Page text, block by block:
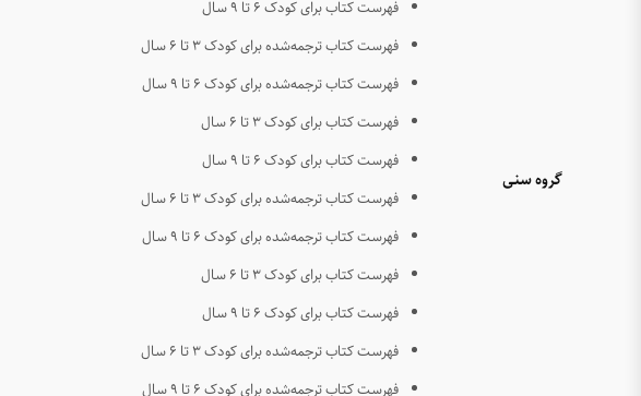
گروه سنی
فهرست کتاب برای کودک ۶ تا ۹ سال
فهرست کتاب ترجمه‌شده برای کودک ۳ تا ۶ سال
فهرست کتاب ترجمه‌شده برای کودک ۶ تا ۹ سال
فهرست کتاب برای کودک ۳ تا ۶ سال
فهرست کتاب برای کودک ۶ تا ۹ سال
فهرست کتاب ترجمه‌شده برای کودک ۳ تا ۶ سال
فهرست کتاب ترجمه‌شده برای کودک ۶ تا ۹ سال
فهرست کتاب برای کودک ۳ تا ۶ سال
فهرست کتاب برای کودک ۶ تا ۹ سال
فهرست کتاب ترجمه‌شده برای کودک ۳ تا ۶ سال
فهرست کتاب ترجمه‌شده برای کودک ۶ تا ۹ سال